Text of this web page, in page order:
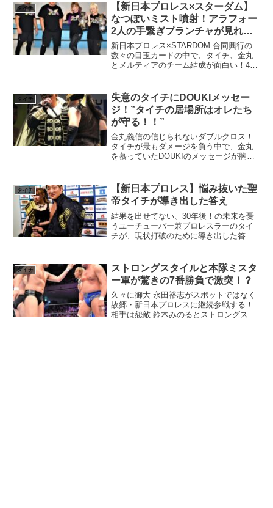
タイチ
【新日本プロレス×スターダム】
なつぽいミスト噴射！アラフォー
2人の手繋ぎプランチャが見れる
のか⁉︎
新日本プロレス×STARDOM 合同興行の
数々の目玉カードの中で、タイチ、金丸
とメルティアのチーム結成が面白い！4人
タイチ
失意のタイチにDOUKIメッセー
ジ！”タイチの居場所はオレたち
が守る！！”
金丸義信の信じられないダブルクロス！
タイチが最もダメージを負う中で、金丸
を慕っていたDOUKIのメッセージが胸に
タイチ
【新日本プロレス】悩み抜いた聖
帝タイチが導き出した答え
結果を出せてない、30年後！の未来を憂
うユーチューバー兼プロレスラーのタイ
チが、現状打破のために導き出した答え
タイチ
ストロングスタイルと本隊ミスタ
ー軍が驚きの7番勝負で激突！？
久々に御大 永田裕志がスポットではなく
故郷・新日本プロレスに継続参戦する！
相手は怨敵 鈴木みのるとストロングスタ